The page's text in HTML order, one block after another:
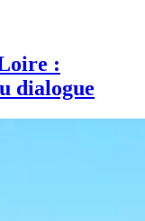
:
dialogue